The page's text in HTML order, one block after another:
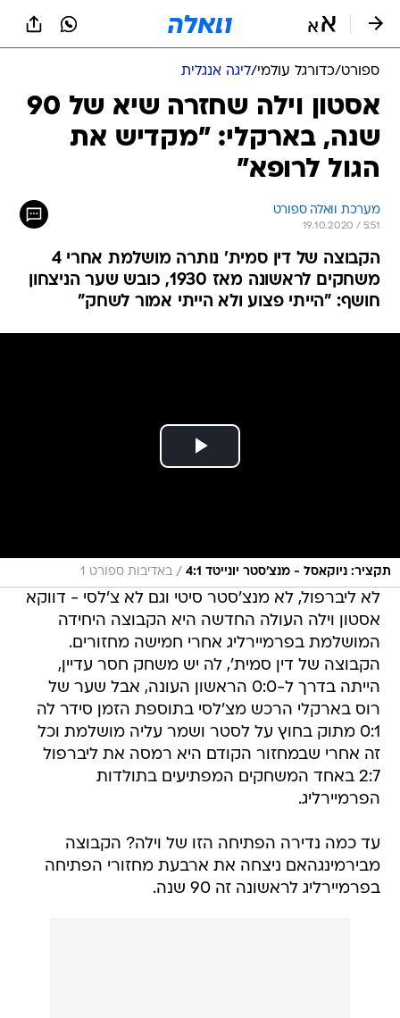
ספורט/כדורגל עולמי/ליגה אנגלית
אסטון וילה שחזרה שיא של 90
שנה, בארקלי: "מקדיש את
הגול לרופא"
מערכת וואלה ספורט
19.10.2020 / 5:51
הקבוצה של דין סמית' נותרה מושלמת אחרי 4
משחקים לראשונה מאז 1930, כובש שער הניצחון
חושף: "הייתי פצוע ולא הייתי אמור לשחק"
תקציר: ניוקאסל - מנצ'סטר יונייטד 4:1 / באדיבות ספורט 1
לא ליברפול, לא מנצ'סטר סיטי וגם לא צ'לסי - דווקא
אסטון וילה העולה החדשה היא הקבוצה היחידה
המושלמת בפרמיירליג אחרי חמישה מחזורים.
הקבוצה של דין סמית', לה יש משחק חסר עדיין,
הייתה בדרך ל-0:0 הראשון העונה, אבל שער של
רוס בארקלי הרכש מצ'לסי בתוספת הזמן סידר לה
0:1 מתוק בחוץ על לסטר ושמר עליה מושלמת וכל
זה אחרי שבמחזור הקודם היא רמסה את ליברפול
2:7 באחד המשחקים המפתיעים בתולדות
הפרמיירליג.
עד כמה נדירה הפתיחה הזו של וילה? הקבוצה
מבירמינגהאם ניצחה את ארבעת מחזורי הפתיחה
בפרמיירליג לראשונה זה 90 שנה.